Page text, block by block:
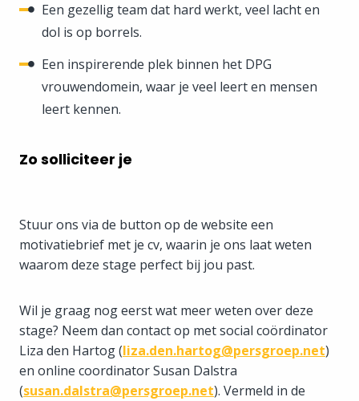
Een gezellig team dat hard werkt, veel lacht en
dol is op borrels.
Een inspirerende plek binnen het DPG
vrouwendomein, waar je veel leert en mensen
leert kennen.
Zo solliciteer je
Stuur ons via de button op de website een
motivatiebrief met je cv, waarin je ons laat weten
waarom deze stage perfect bij jou past.
Wil je graag nog eerst wat meer weten over deze
stage? Neem dan contact op met social coördinator
Liza den Hartog (liza.den.hartog@persgroep.net)
en online coordinator Susan Dalstra
(susan.dalstra@persgroep.net). Vermeld in de